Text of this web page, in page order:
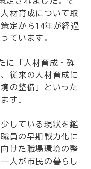
材育成について取
定から14年が経過
ています。
に「人材育成・確
従来の人材育成に
の整備」といった
す。
している現状を鑑
員の早期戦力化に
けた職場環境の整
人が市民の暮らし